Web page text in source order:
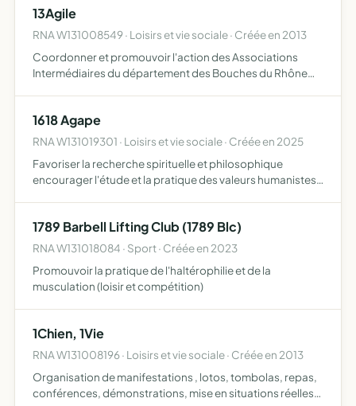
parentalit…
13Agile
RNA W131008549 · Loisirs et vie sociale · Créée en 2013
Coordonner et promouvoir l'action des Associations
Intermédiaires du département des Bouches du Rhône
de la légali…
1618 Agape
RNA W131019301 · Loisirs et vie sociale · Créée en 2025
Favoriser la recherche spirituelle et philosophique
encourager l'étude et la pratique des valeurs humanistes,
1789 Barbell Lifting Club (1789 Blc)
RNA W131018084 · Sport · Créée en 2023
Promouvoir la pratique de l'haltérophilie et de la
musculation (loisir et compétition)
1Chien, 1Vie
RNA W131008196 · Loisirs et vie sociale · Créée en 2013
Organisation de manifestations , lotos, tombolas, repas,
conférences, démonstrations, mise en situations réelles,